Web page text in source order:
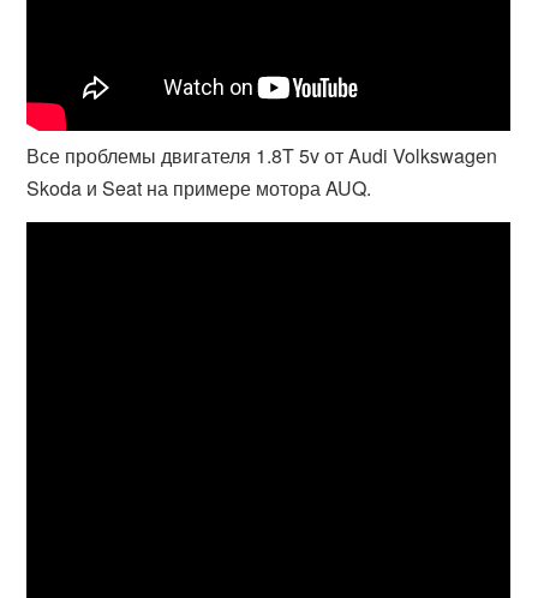
Все проблемы двигателя 1.8T 5v от Audi Volkswagen
Skoda и Seat на примере мотора AUQ.